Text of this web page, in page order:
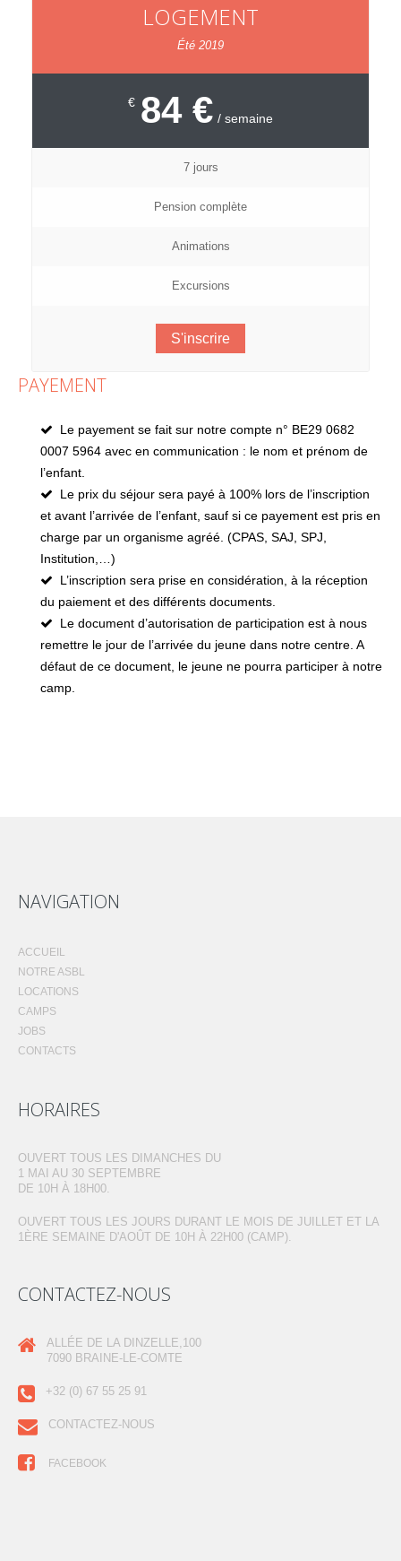
LOGEMENT
Été 2019
€ 84 € / semaine
7 jours
Pension complète
Animations
Excursions
S'inscrire
PAYEMENT
Le payement se fait sur notre compte n° BE29 0682
0007 5964 avec en communication : le nom et prénom de
l’enfant.
Le prix du séjour sera payé à 100% lors de l’inscription
et avant l’arrivée de l’enfant, sauf si ce payement est pris en
charge par un organisme agréé. (CPAS, SAJ, SPJ,
Institution,…)
L’inscription sera prise en considération, à la réception
du paiement et des différents documents.
Le document d’autorisation de participation est à nous
remettre le jour de l’arrivée du jeune dans notre centre. A
défaut de ce document, le jeune ne pourra participer à notre
camp.
NAVIGATION
ACCUEIL
NOTRE ASBL
LOCATIONS
CAMPS
JOBS
CONTACTS
HORAIRES
OUVERT TOUS LES DIMANCHES DU
1 MAI AU 30 SEPTEMBRE
DE 10H À 18H00.
OUVERT TOUS LES JOURS DURANT LE MOIS DE JUILLET ET LA
1ÈRE SEMAINE D'AOÛT DE 10H À 22H00 (CAMP).
CONTACTEZ-NOUS
ALLÉE DE LA DINZELLE,100
7090 BRAINE-LE-COMTE
+32 (0) 67 55 25 91
CONTACTEZ-NOUS
FACEBOOK